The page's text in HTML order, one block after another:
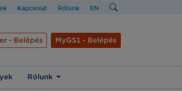
Kapcsolat Rólunk EN
- Belépés MyGS1 - Belépés
Rólunk